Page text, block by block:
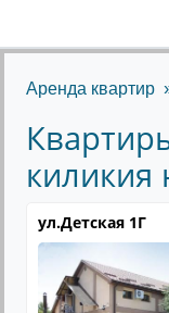
Аренда квартир
киликия
ул.Детская 1Г